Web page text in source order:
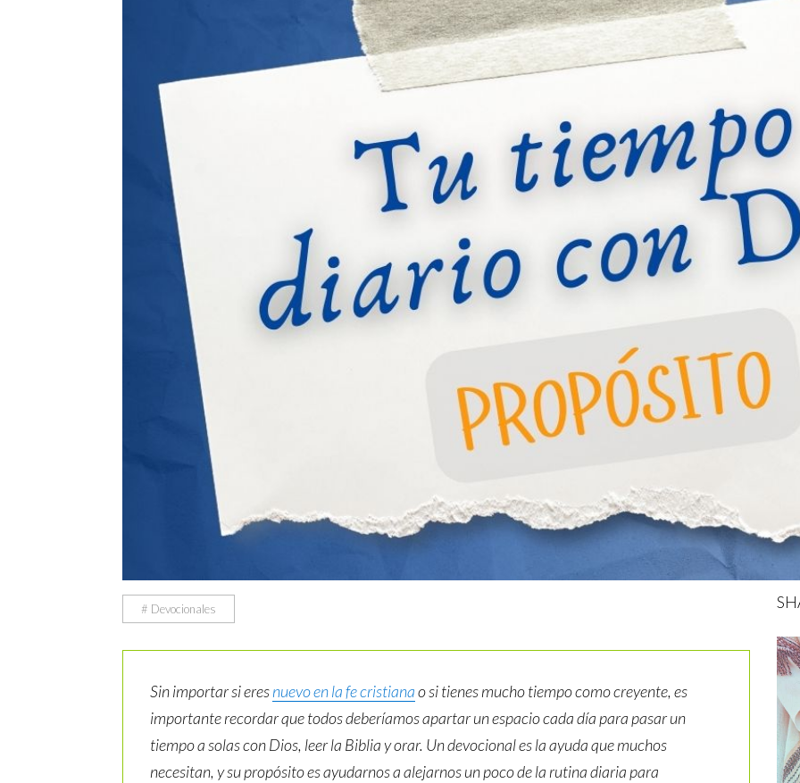
# Devocionales
Sin importar si eresnuevo en la fe cristianao si tienes mucho tiempo como creyente, es
importante recordar que todos deberíamos apartar un espacio cada día para pasar un
tiempo a solas con Dios, leer la Biblia y orar. Un devocional es la ayuda que muchos
necesitan, y su propósito es ayudarnos a alejarnos un poco de la rutina diaria para